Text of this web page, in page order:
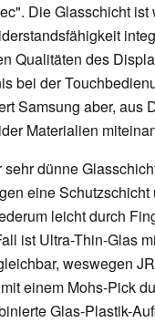
Die Glasschicht
Qualitäten des
bei der
Samsung aber, aus
Materialien
dünne
eine Schutzschicht
leicht durch
ist Ultra-Thin-Glas
weswegen
einem Mohs-Pick
Glas-Plastik-